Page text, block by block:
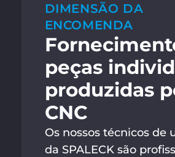
DIMENSÃO DA
ENCOMENDA
peças
produzidas
CNC
Os nossos técnicos de
da SPALECK são